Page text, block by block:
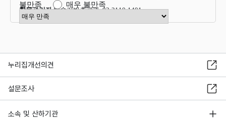
불만족
매우 불만족
만족도 점수 선택
항목관리자방송기반총괄과 02-2110-1401
누리집개선의견
설문조사
소속 및 산하기관